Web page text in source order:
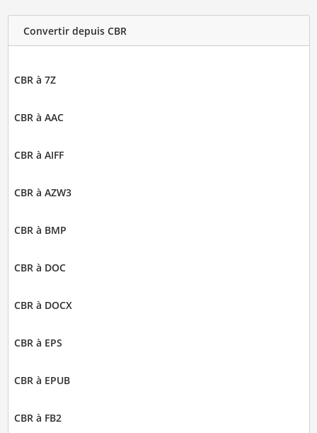
Convertir depuis CBR
CBR à 7Z
CBR à AAC
CBR à AIFF
CBR à AZW3
CBR à BMP
CBR à DOC
CBR à DOCX
CBR à EPS
CBR à EPUB
CBR à FB2